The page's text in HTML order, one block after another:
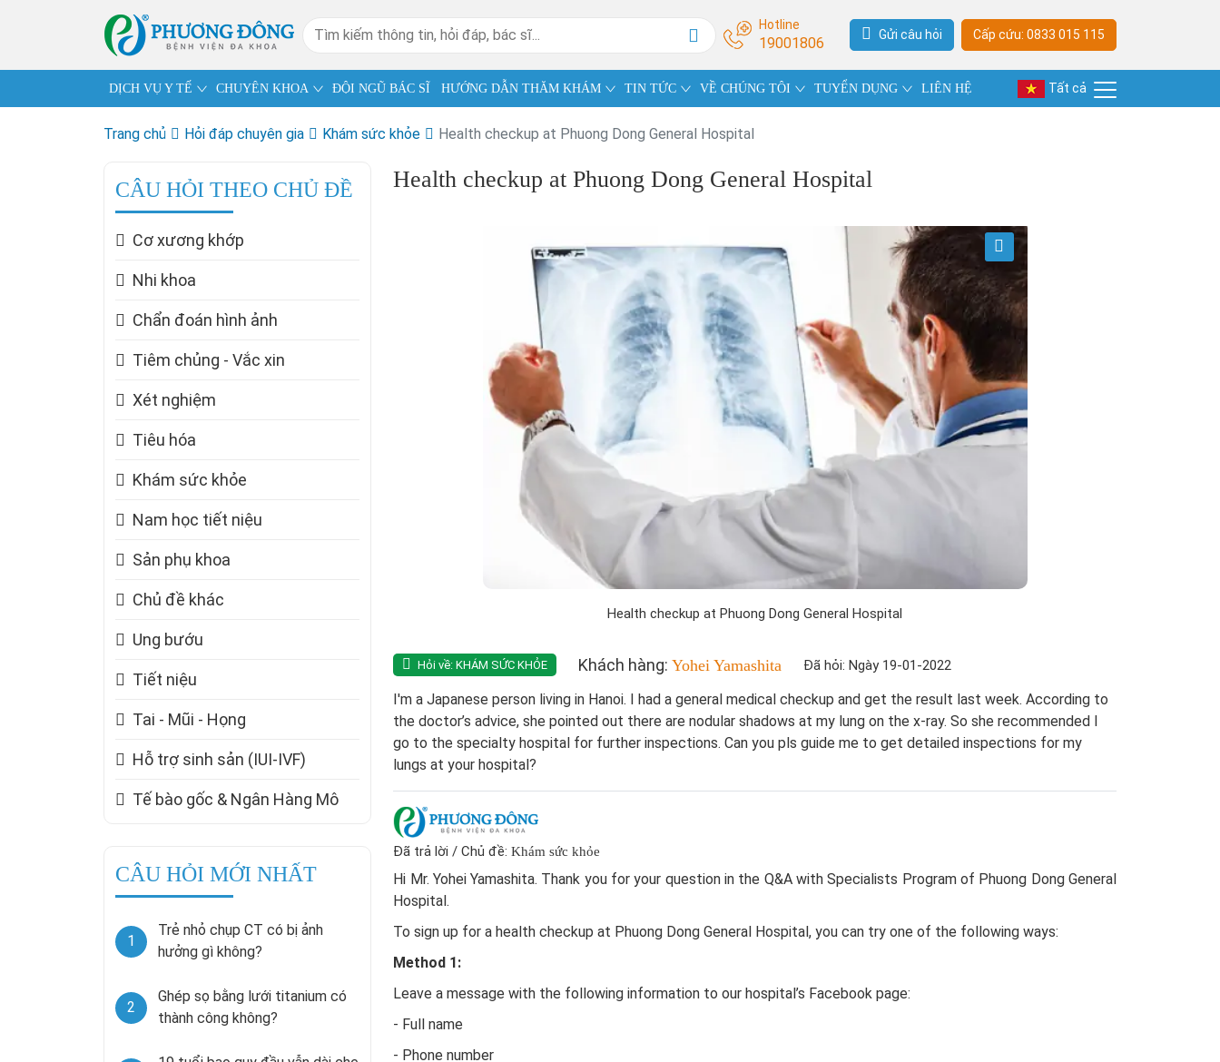
Hotline
19001806 Gửi câu hỏi Cấp cứu: 0833 015 115
DỊCH VỤ Y TẾ CHUYÊN KHOA ĐỘI NGŨ BÁC SĨ HƯỚNG DẪN THĂM KHÁM TIN TỨC VỀ CHÚNG TÔI TUYỂN DỤNG LIÊN HỆ Tất cả
Trang chủ Hỏi đáp chuyên gia Khám sức khỏe Health checkup at Phuong Dong General Hospital
Health checkup at Phuong Dong General Hospital
Health checkup at Phuong Dong General Hospital
Hỏi về:KHÁM SỨC KHỎE Khách hàng: Yohei Yamashita Đã hỏi: Ngày 19-01-2022
I'm a Japanese person living in Hanoi. I had a general medical checkup and get the result last week. According to
the doctor’s advice, she pointed out there are nodular shadows at my lung on the x-ray. So she recommended I
go to the specialty hospital for further inspections. Can you pls guide me to get detailed inspections for my
lungs at your hospital?
Đã trả lời / Chủ đề:Khám sức khỏe
Hi Mr. Yohei Yamashita. Thank you for your question in the Q&A with Specialists Program of Phuong Dong General
Hospital.
To sign up for a health checkup at Phuong Dong General Hospital, you can try one of the following ways:
Method 1:
Leave a message with the following information to our hospital’s Facebook page:
- Full name
- Phone number
CÂU HỎI THEO CHỦ ĐỀ
Cơ xương khớp
Nhi khoa
Chẩn đoán hình ảnh
Tiêm chủng - Vắc xin
Xét nghiệm
Tiêu hóa
Khám sức khỏe
Nam học tiết niệu
Sản phụ khoa
Chủ đề khác
Ung bướu
Tiết niệu
Tai - Mũi - Họng
Hỗ trợ sinh sản (IUI-IVF)
Tế bào gốc & Ngân Hàng Mô
CÂU HỎI MỚI NHẤT
1
Trẻ nhỏ chụp CT có bị ảnh
hưởng gì không?
2
Ghép sọ bằng lưới titanium có
thành công không?